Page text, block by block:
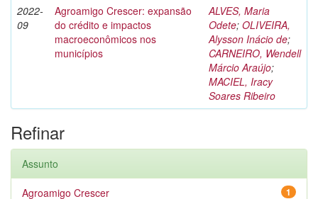
2022-
09
Agroamigo Crescer: expansão
do crédito e impactos
macroeconômicos nos
municípios
ALVES, Maria
Odete; OLIVEIRA,
Alysson Inácio de;
CARNEIRO, Wendell
Márcio Araújo;
MACIEL, Iracy
Soares Ribeiro
Refinar
Assunto
1
Agroamigo Crescer